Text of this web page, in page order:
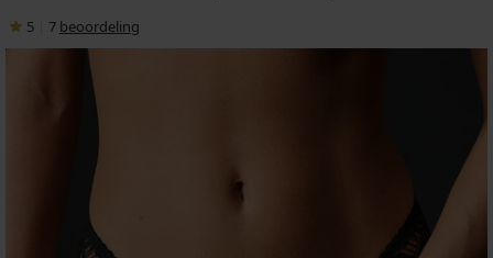
5 7 beoordeling